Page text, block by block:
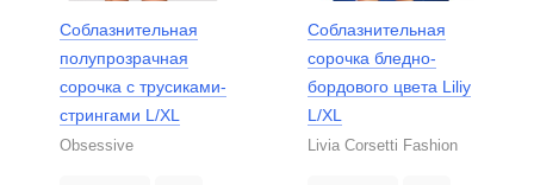
Соблазнительная
полупрозрачная
сорочка с трусиками-
стрингами L/XL
Obsessive
Соблазнительная
сорочка бледно-
бордового цвета Liliy
L/XL
Livia Corsetti Fashion